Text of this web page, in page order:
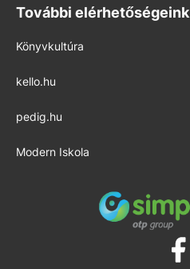
További elérhetőségeink
Könyvkultúra
kello.hu
pedig.hu
Modern Iskola